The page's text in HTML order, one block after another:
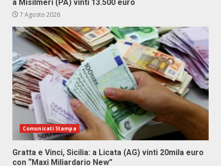
a Misilmeri (PA) vinti 13.500 euro
7 Agosto 2026
Comunicati Stampa
Gratta e Vinci, Sicilia: a Licata (AG) vinti 20mila euro
con “Maxi Miliardario New”